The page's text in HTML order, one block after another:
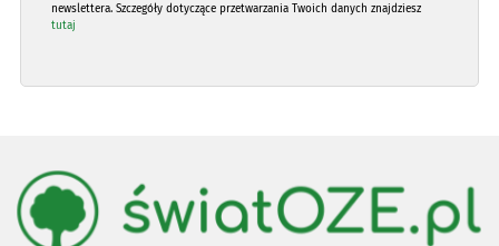
newslettera. Szczegóły dotyczące przetwarzania Twoich danych znajdziesz
tutaj